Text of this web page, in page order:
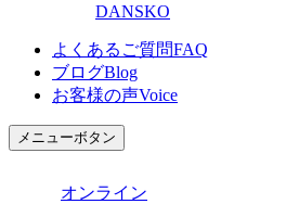
DANSKO
よくあるご質問FAQ
ブログBlog
お客様の声Voice
メニューボタン
オンライン